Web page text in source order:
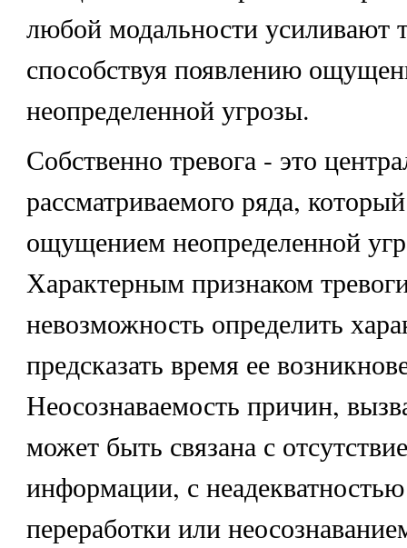
любой модальности усиливают
способствуя появлению
неопределенной угрозы.
Собственно тревога - это
рассматриваемого ряда,
ощущением неопределенной
Характерным признаком
невозможность определить
предсказать время ее
Неосознаваемость причин,
может быть связана с
информации, с
переработки или